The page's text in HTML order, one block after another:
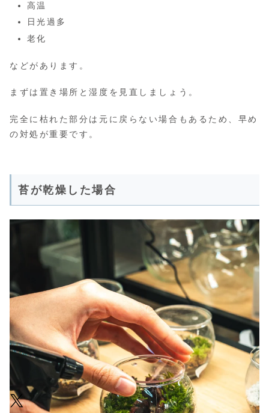
高温
日光過多
老化
などがあります。
まずは置き場所と湿度を見直しましょう。
完全に枯れた部分は元に戻らない場合もあるため、早め
の対処が重要です。
苔が乾燥した場合